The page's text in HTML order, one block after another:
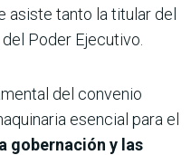
asiste tanto la titular del
Poder Ejecutivo.
del convenio
esencial para el
gobernación y las